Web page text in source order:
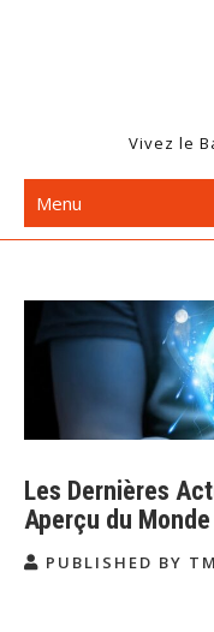
Vivez le
Menu
Les Dernières
Aperçu du
PUBLISHED BY